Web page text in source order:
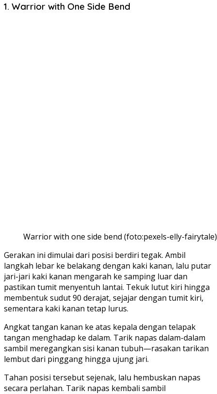
1. Warrior with One Side Bend
Warrior with one side bend (foto:pexels-elly-fairytale)
Gerakan ini dimulai dari posisi berdiri tegak. Ambil
langkah lebar ke belakang dengan kaki kanan, lalu putar
jari-jari kaki kanan mengarah ke samping luar dan
pastikan tumit menyentuh lantai. Tekuk lutut kiri hingga
membentuk sudut 90 derajat, sejajar dengan tumit kiri,
sementara kaki kanan tetap lurus.
Angkat tangan kanan ke atas kepala dengan telapak
tangan menghadap ke dalam. Tarik napas dalam-dalam
sambil meregangkan sisi kanan tubuh—rasakan tarikan
lembut dari pinggang hingga ujung jari.
Tahan posisi tersebut sejenak, lalu hembuskan napas
secara perlahan. Tarik napas kembali sambil